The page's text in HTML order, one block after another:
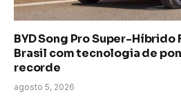
BYD Song Pro Super-Híbrido
Brasil com tecnologia de
recorde
agosto 5, 2026